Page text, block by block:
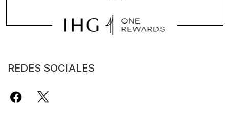
REDES SOCIALES